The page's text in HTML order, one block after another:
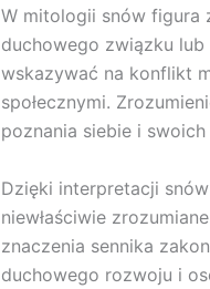
W mitologii snów figura
duchowego związku
wskazywać na konflikt
społecznymi.
poznania siebie i
Dzięki interpretacji
niewłaściwie
znaczenia sennika
duchowego rozwoju i